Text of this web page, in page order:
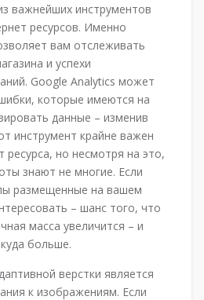
важнейших инструментов
ресурсов. Именно
вам отслеживать
и успехи
Google Analytics может
которые имеются на
данные – изменив
инструмент крайне важен
ресурса, но несмотря на это,
знают не многие. Если
размещенные на вашем
– шанс того, что
масса увеличится – и
больше.
верстки является
к изображениям. Если